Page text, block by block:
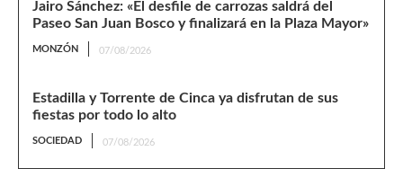
Jairo Sánchez: «El desfile de carrozas saldrá del
Paseo San Juan Bosco y finalizará en la Plaza Mayor»
MONZÓN 07/08/2026
Estadilla y Torrente de Cinca ya disfrutan de sus
fiestas por todo lo alto
SOCIEDAD 07/08/2026